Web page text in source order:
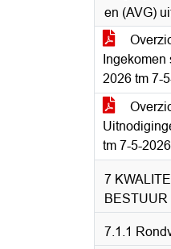
en (AVG)
2026 tm 7-
tm 7-5-2026
7
BESTUUR
7.1.1